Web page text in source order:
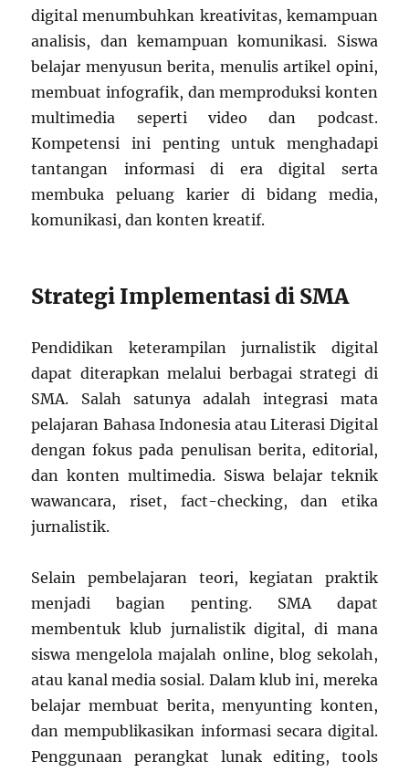
digital menumbuhkan kreativitas, kemampuan
analisis, dan kemampuan komunikasi. Siswa
belajar menyusun berita, menulis artikel opini,
membuat infografik, dan memproduksi konten
multimedia seperti video dan podcast.
Kompetensi ini penting untuk menghadapi
tantangan informasi di era digital serta
membuka peluang karier di bidang media,
komunikasi, dan konten kreatif.
Strategi Implementasi di SMA
Pendidikan keterampilan jurnalistik digital
dapat diterapkan melalui berbagai strategi di
SMA. Salah satunya adalah integrasi mata
pelajaran Bahasa Indonesia atau Literasi Digital
dengan fokus pada penulisan berita, editorial,
dan konten multimedia. Siswa belajar teknik
wawancara, riset, fact-checking, dan etika
jurnalistik.
Selain pembelajaran teori, kegiatan praktik
menjadi bagian penting. SMA dapat
membentuk klub jurnalistik digital, di mana
siswa mengelola majalah online, blog sekolah,
atau kanal media sosial. Dalam klub ini, mereka
belajar membuat berita, menyunting konten,
dan mempublikasikan informasi secara digital.
Penggunaan perangkat lunak editing, tools